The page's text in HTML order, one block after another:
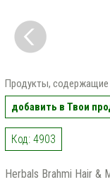
Продукты, содержащие
добавить в Твои
Код: 4903
Herbals Brahmi Hair &